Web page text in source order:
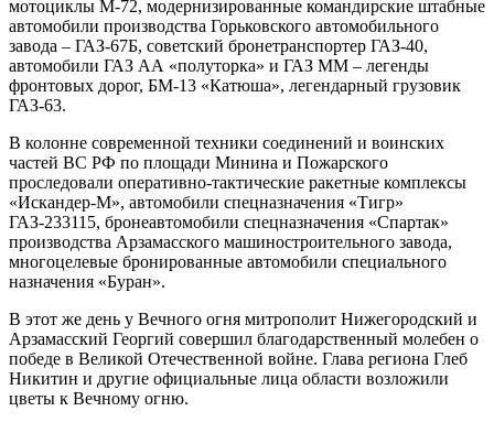
мотоциклы М-72, модернизированные командирские штабные
автомобили производства Горьковского автомобильного
завода – ГАЗ-67Б, советский бронетранспортер ГАЗ-40,
автомобили ГАЗ АА «полуторка» и ГАЗ ММ – легенды
фронтовых дорог, БМ-13 «Катюша», легендарный грузовик
ГАЗ-63.
В колонне современной техники соединений и воинских
частей ВС РФ по площади Минина и Пожарского
проследовали оперативно-тактические ракетные комплексы
«Искандер-М», автомобили спецназначения «Тигр»
ГАЗ-233115, бронеавтомобили спецназначения «Спартак»
производства Арзамасского машиностроительного завода,
многоцелевые бронированные автомобили специального
назначения «Буран».
В этот же день у Вечного огня митрополит Нижегородский и
Арзамасский Георгий совершил благодарственный молебен о
победе в Великой Отечественной войне. Глава региона Глеб
Никитин и другие официальные лица области возложили
цветы к Вечному огню.